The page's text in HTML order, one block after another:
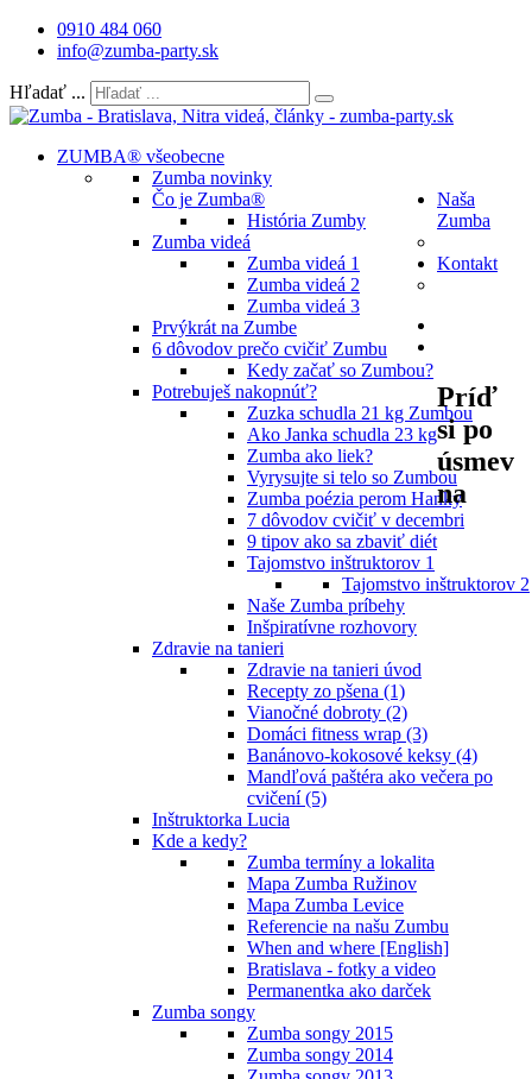
0910 484 060
info@zumba-party.sk
Hľadať ...
ZUMBA® všeobecne
Zumba novinky
Čo je Zumba®
História Zumby
Zumba videá
Zumba videá 1
Zumba videá 2
Zumba videá 3
Prvýkrát na Zumbe
6 dôvodov prečo cvičiť Zumbu
Kedy začať so Zumbou?
Potrebuješ nakopnúť?
Zuzka schudla 21 kg Zumbou
Ako Janka schudla 23 kg
Zumba ako liek?
Vyrysujte si telo so Zumbou
Zumba poézia perom Hanky
7 dôvodov cvičiť v decembri
9 tipov ako sa zbaviť diét
Tajomstvo inštruktorov 1
Tajomstvo inštruktorov 2
Naše Zumba príbehy
Inšpiratívne rozhovory
Naša
Zumba
Zdravie na tanieri
Zdravie na tanieri úvod
Recepty zo pšena (1)
Vianočné dobroty (2)
Domáci fitness wrap (3)
Banánovo-kokosové keksy (4)
Mandľová paštéra ako večera po
cvičení (5)
Inštruktorka Lucia
Kde a kedy?
Zumba termíny a lokalita
Mapa Zumba Ružinov
Mapa Zumba Levice
Referencie na našu Zumbu
When and where [English]
Bratislava - fotky a video
Permanentka ako darček
Zumba songy
Zumba songy 2015
Zumba songy 2014
Kontakt
Príď
si po
úsmev
na